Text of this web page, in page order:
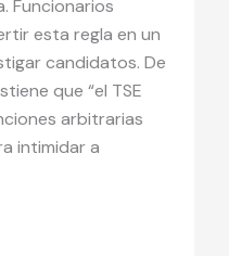
Funcionarios
esta regla en un
candidatos. De
que “el TSE
arbitrarias
intimidar a